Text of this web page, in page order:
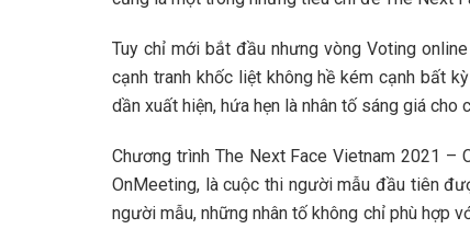
Tuy chỉ mới bắt đầu nhưng vòng Voting
cạnh tranh khốc liệt không hề kém cạnh bất
dần xuất hiện, hứa hẹn là nhân tố sáng giá cho
Chương trình The Next Face Vietnam 2021 –
OnMeeting, là cuộc thi người mẫu đầu tiên
người mẫu, những nhân tố không chỉ phù hợp